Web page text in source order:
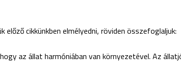
előző cikkünkben elmélyedni, röviden összefoglaljuk:
az állat harmóniában van környezetével. Az